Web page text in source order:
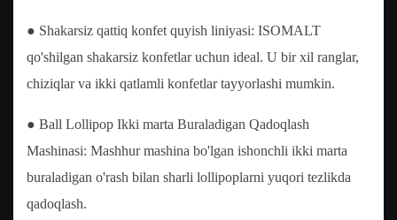
● Shakarsiz qattiq konfet quyish liniyasi: ISOMALT
qo'shilgan shakarsiz konfetlar uchun ideal. U bir xil ranglar,
chiziqlar va ikki qatlamli konfetlar tayyorlashi mumkin.
● Ball Lollipop Ikki marta Buraladigan Qadoqlash
Mashinasi: Mashhur mashina bo'lgan ishonchli ikki marta
buraladigan o'rash bilan sharli lollipoplarni yuqori tezlikda
qadoqlash.